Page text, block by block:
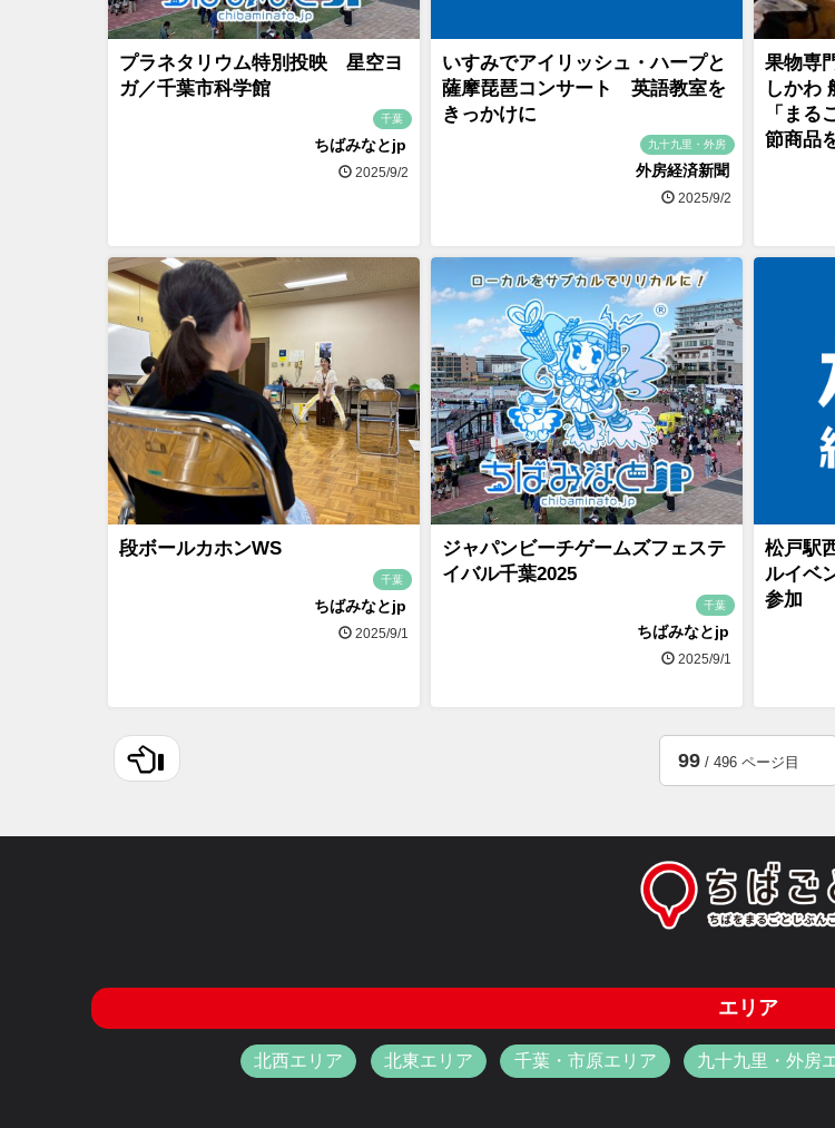
プラネタリウム特別投映 星空ヨ
ガ／千葉市科学館
千葉
ちばみなとjp
2025/9/2
いすみでアイリッシュ・ハープと
薩摩琵琶コンサート 英語教室を
きっかけに
九十九里・外房
外房経済新聞
2025/9/2
果物専
しかわ
「まる
節商品
段ボールカホンWS
千葉
ちばみなとjp
2025/9/1
ジャパンビーチゲームズフェステ
イバル千葉2025
千葉
ちばみなとjp
2025/9/1
松戸駅
ルイベ
参加
99/ 496 ページ目
エリア
北西エリア 北東エリア 千葉・市原エリア 九十九里・外房